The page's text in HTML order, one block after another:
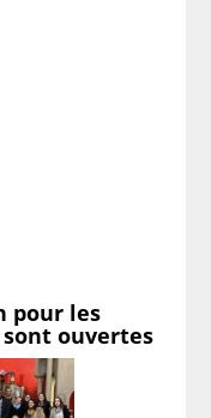
pour les
ouvertes